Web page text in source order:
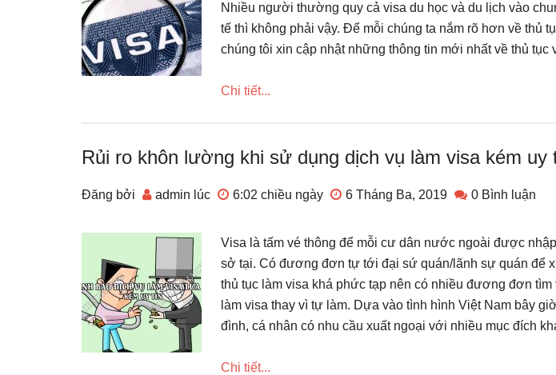
Nhiều người thường quy cả visa du học và du lịch vào
tế thì không phải vậy. Để mỗi chúng ta nắm rõ hơn về thủ
chúng tôi xin cập nhật những thông tin mới nhất về thủ tục
Chi tiết...
Rủi ro khôn lường khi sử dụng dịch vụ làm visa kém uy
Đăng bởi admin lúc 6:02 chiều ngày 6 Tháng Ba, 2019 0 Bình luận
Visa là tấm vé thông để mỗi cư dân nước ngoài được
sở tại. Có đương đơn tự tới đại sứ quán/lãnh sự quán để
thủ tục làm visa khá phức tạp nên có nhiều đương đơn tìm
làm visa thay vì tự làm. Dựa vào tình hình Việt Nam bây
đình, cá nhân có nhu cầu xuất ngoại với nhiều mục đích
Chi tiết...